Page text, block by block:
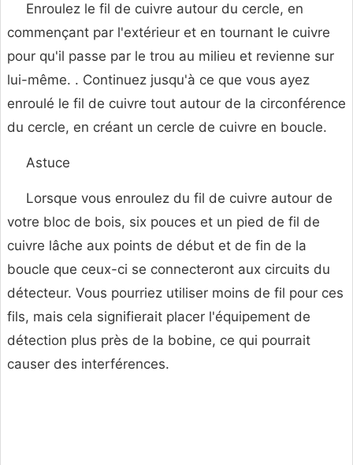
Enroulez le fil de cuivre autour du cercle, en
commençant par l'extérieur et en tournant le cuivre
pour qu'il passe par le trou au milieu et revienne sur
lui-même. . Continuez jusqu'à ce que vous ayez
enroulé le fil de cuivre tout autour de la circonférence
du cercle, en créant un cercle de cuivre en boucle.
Astuce
Lorsque vous enroulez du fil de cuivre autour de
votre bloc de bois, six pouces et un pied de fil de
cuivre lâche aux points de début et de fin de la
boucle que ceux-ci se connecteront aux circuits du
détecteur. Vous pourriez utiliser moins de fil pour ces
fils, mais cela signifierait placer l'équipement de
détection plus près de la bobine, ce qui pourrait
causer des interférences.